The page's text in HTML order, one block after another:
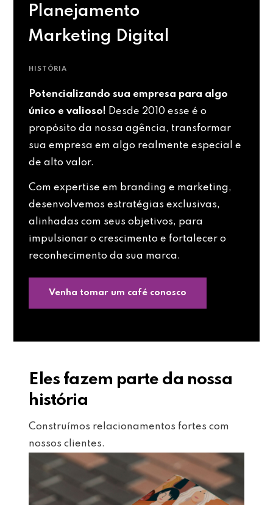
Planejamento
Marketing Digital
HISTÓRIA
Potencializando sua empresa para algo
único e valioso! Desde 2010 esse é o
propósito da nossa agência, transformar
sua empresa em algo realmente especial e
de alto valor.
Com expertise em branding e marketing,
desenvolvemos estratégias exclusivas,
alinhadas com seus objetivos, para
impulsionar o crescimento e fortalecer o
reconhecimento da sua marca.
Venha tomar um café conosco
Eles fazem parte da nossa
história
Construímos relacionamentos fortes com
nossos clientes.